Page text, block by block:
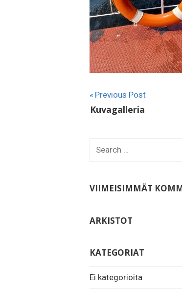
Artikkelien
selaus
Previous Post
Kuvagalleria
VIIMEISIMMÄT
ARKISTOT
KATEGORIAT
Ei kategorioita